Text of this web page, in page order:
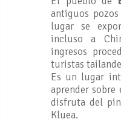
antiguos
lugar se
incluso a
ingresos
turistas
Es un lugar
aprender sobre
disfruta del
Kluea.